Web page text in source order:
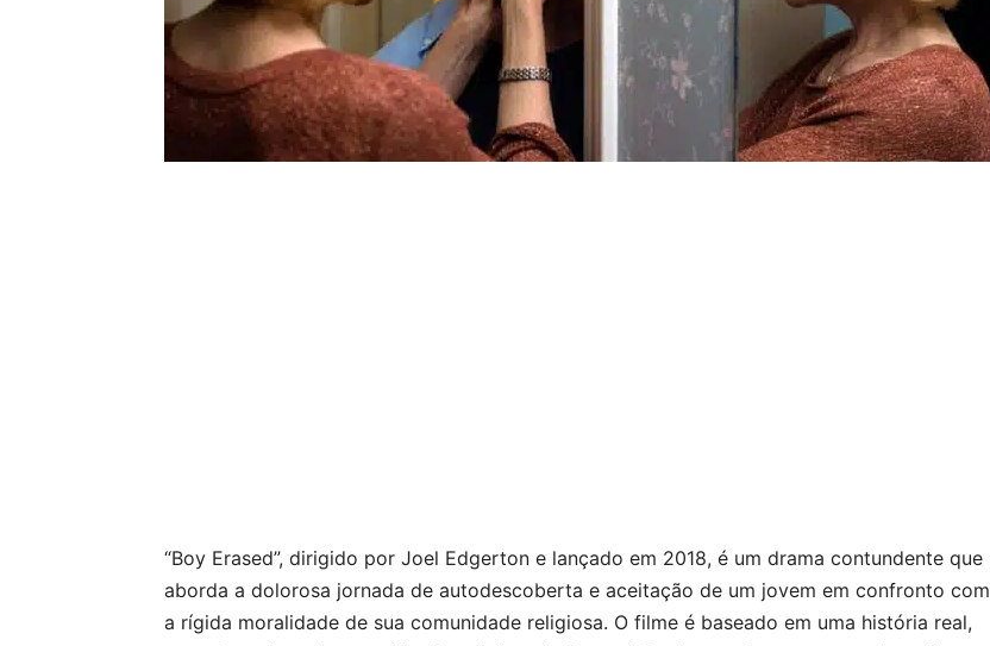
“Boy Erased”, dirigido por Joel Edgerton e lançado em 2018, é um drama contundente que
aborda a dolorosa jornada de autodescoberta e aceitação de um jovem em confronto com
a rígida moralidade de sua comunidade religiosa. O filme é baseado em uma história real,